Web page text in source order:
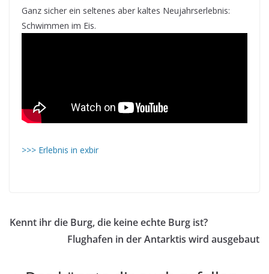
Ganz sicher ein seltenes aber kaltes Neujahrserlebnis:
Schwimmen im Eis.
>>> Erlebnis in exbir
Kennt ihr die Burg, die keine echte Burg ist?
Flughafen in der Antarktis wird ausgebaut